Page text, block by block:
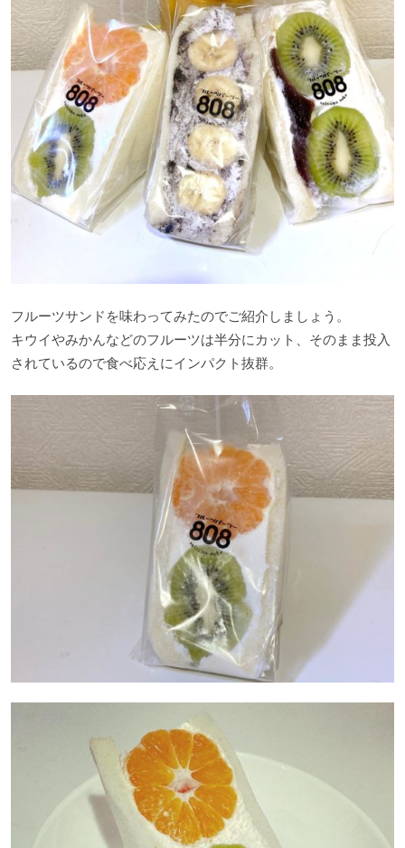
フルーツサンドを味わってみたのでご紹介しましょう。
キウイやみかんなどのフルーツは半分にカット、そのまま投入
されているので食べ応えにインパクト抜群。